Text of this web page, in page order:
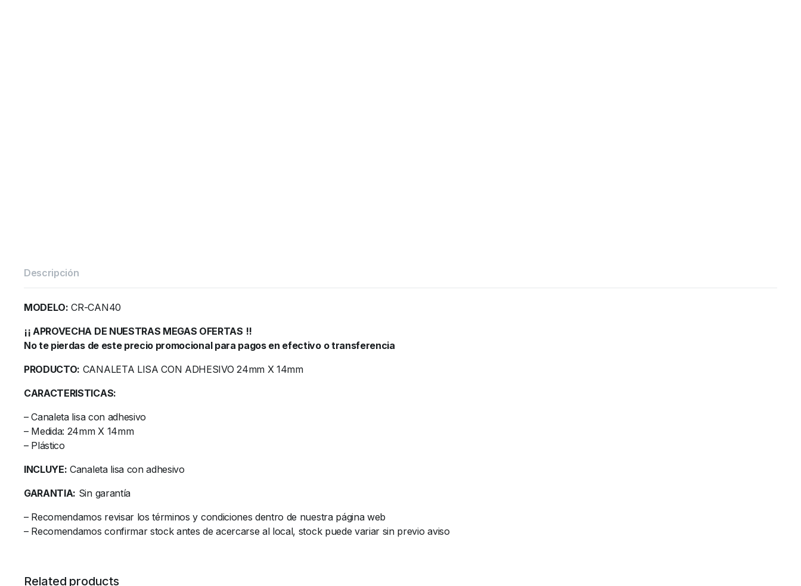
Descripción
MODELO: CR-CAN40
¡¡ APROVECHA DE NUESTRAS MEGAS OFERTAS !!
No te pierdas de este precio promocional para pagos en efectivo o transferencia
PRODUCTO: CANALETA LISA CON ADHESIVO 24mm X 14mm
CARACTERISTICAS:
– Canaleta lisa con adhesivo
– Medida: 24mm X 14mm
– Plástico
INCLUYE: Canaleta lisa con adhesivo
GARANTIA: Sin garantía
– Recomendamos revisar los términos y condiciones dentro de nuestra página web
– Recomendamos confirmar stock antes de acercarse al local, stock puede variar sin previo aviso
Related products